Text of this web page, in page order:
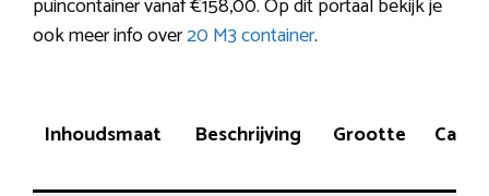
ook meer info over20 M3 container.
Inhoudsmaat Beschrijving Grootte